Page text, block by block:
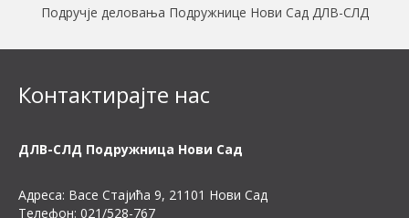
Подручје деловања Подружнице Нови Сад ДЛВ-СЛД
Контактирајте нас
ДЛВ-СЛД Подружница Нови Сад
Адреса: Васе Стајића 9, 21101 Нови Сад
Телефон: 021/528-767